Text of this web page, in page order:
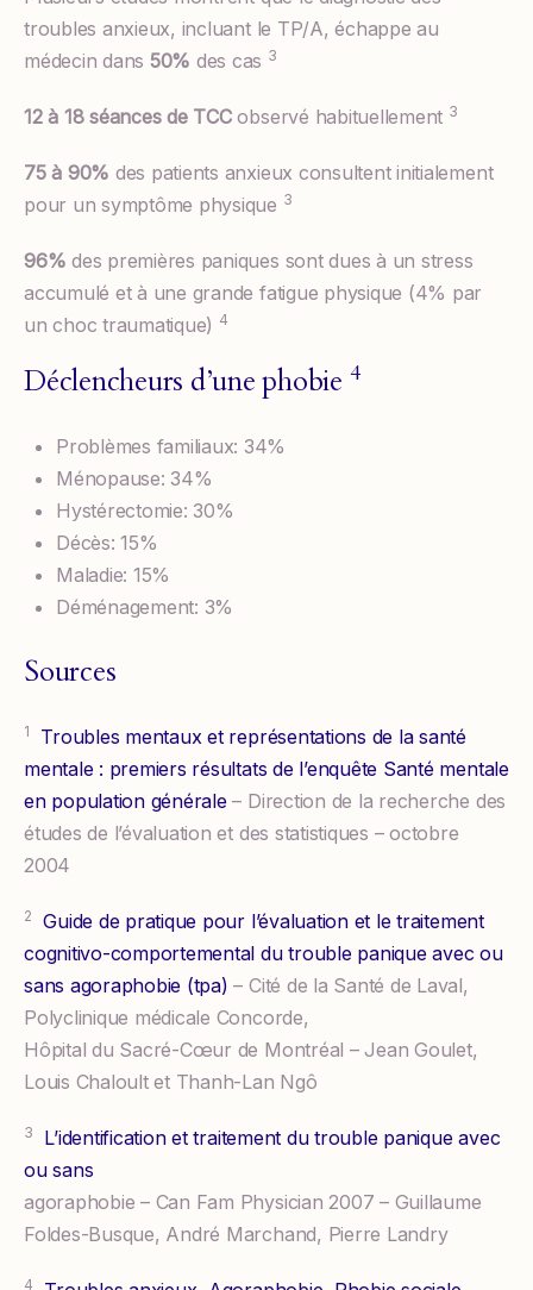
troubles anxieux, incluant le TP/A, échappe au
médecin dans 50% des cas 3
12 à 18 séances de TCCobservé habituellement 3
75 à 90% des patients anxieux consultent initialement
pour un symptôme physique 3
96% des premières paniques sont dues à un stress
accumulé et à une grande fatigue physique (4% par
un choc traumatique) 4
Déclencheurs d’une phobie 4
Problèmes familiaux: 34%
Ménopause: 34%
Hystérectomie: 30%
Décès: 15%
Maladie: 15%
Déménagement: 3%
Sources
1
Troubles mentaux et représentations de la santé
mentale : premiers résultats de l’enquête Santé mentale
en population générale– Direction de la recherche des
études de l’évaluation et des statistiques – octobre
2004
2
Guide de pratique pour l’évaluation et le traitement
cognitivo-comportemental du trouble panique avec ou
sans agoraphobie (tpa) – Cité de la Santé de Laval,
Polyclinique médicale Concorde,
Hôpital du Sacré-Cœur de Montréal – Jean Goulet,
Louis Chaloult et Thanh-Lan Ngô
3
L’identification et traitement du trouble panique avec
ou sans
agoraphobie – Can Fam Physician 2007 – Guillaume
Foldes-Busque, André Marchand, Pierre Landry
4